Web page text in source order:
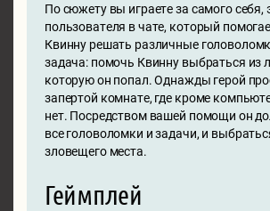
По сюжету вы играете за самого себя,
пользователя в чате, который
Квинну решать различные
задача: помочь Квинну выбраться из
которую он попал. Однажды герой
запертой комнате, где кроме
нет. Посредством вашей помощи он
все головоломки и задачи, и
зловещего места.
Геймплей